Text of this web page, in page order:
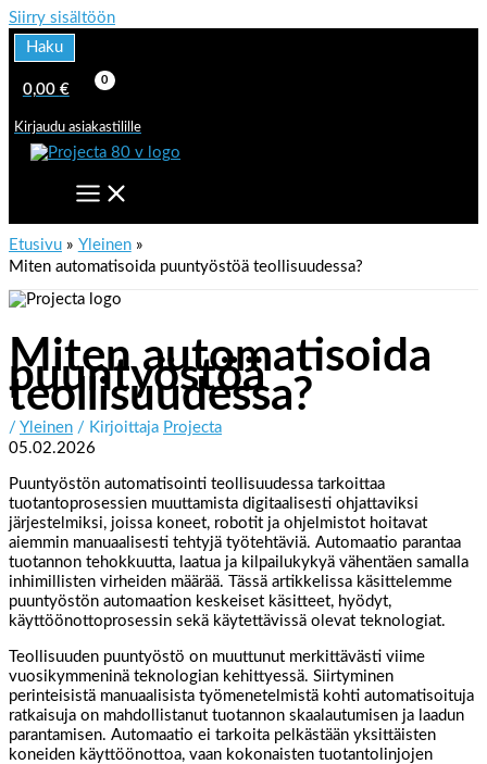
Siirry sisältöön
Haku
0,00 €
Kirjaudu asiakastilille
Etusivu
Yleinen
Miten automatisoida puuntyöstöä teollisuudessa?
Miten automatisoida
puuntyöstöä
teollisuudessa?
/ Yleinen / Kirjoittaja Projecta
05.02.2026
Puuntyöstön automatisointi teollisuudessa tarkoittaa
tuotantoprosessien muuttamista digitaalisesti ohjattaviksi
järjestelmiksi, joissa koneet, robotit ja ohjelmistot hoitavat
aiemmin manuaalisesti tehtyjä työtehtäviä. Automaatio parantaa
tuotannon tehokkuutta, laatua ja kilpailukykyä vähentäen samalla
inhimillisten virheiden määrää. Tässä artikkelissa käsittelemme
puuntyöstön automaation keskeiset käsitteet, hyödyt,
käyttöönottoprosessin sekä käytettävissä olevat teknologiat.
Teollisuuden puuntyöstö on muuttunut merkittävästi viime
vuosikymmeninä teknologian kehittyessä. Siirtyminen
perinteisistä manuaalisista työmenetelmistä kohti automatisoituja
ratkaisuja on mahdollistanut tuotannon skaalautumisen ja laadun
parantamisen. Automaatio ei tarkoita pelkästään yksittäisten
koneiden käyttöönottoa, vaan kokonaisten tuotantolinjojen